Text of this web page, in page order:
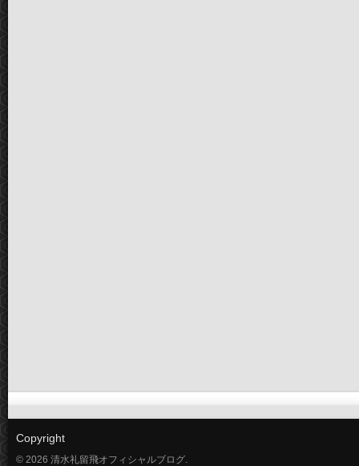
Copyright
© 2026 清水礼留飛オフィシャルブログ.